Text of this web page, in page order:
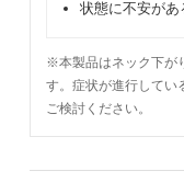
状態に不安があ
※本製品はネック下が
す。症状が進行してい
ご検討ください。